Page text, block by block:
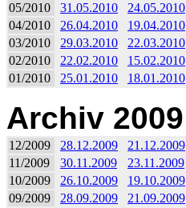
05/2010
31.05.2010 24.05.2010
04/2010
26.04.2010 19.04.2010
03/2010
29.03.2010 22.03.2010
02/2010
22.02.2010 15.02.2010
01/2010
25.01.2010 18.01.2010
Archiv 2009
12/2009 28.12.2009 21.12.2009
11/2009
30.11.2009 23.11.2009
10/2009
26.10.2009 19.10.2009
09/2009
28.09.2009 21.09.2009